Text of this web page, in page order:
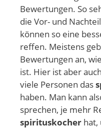
Bewertungen. So
die Vor- und
können so eine
reffen. Meistens
Bewertungen an,
ist. Hier ist aber
viele Personen das
haben. Man kann
sprechen, je mehr
spirituskocher hat,